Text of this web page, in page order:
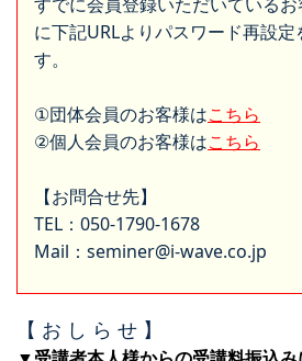
に下記URLよりパスワード再設定
す。
①団体会員のお客様はこちら
②個人会員のお客様はこちら
【お問合せ先】
TEL：050-1790-1678
Mail：seminer@i-wave.co.jp
【 お し ら せ 】